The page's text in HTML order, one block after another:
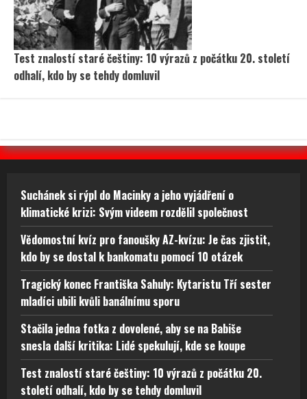
Test znalostí staré češtiny: 10 výrazů z počátku 20. století
odhalí, kdo by se tehdy domluvil
Suchánek si rýpl do Macinky a jeho vyjádření o
klimatické krizi: Svým videem rozdělil společnost
Vědomostní kvíz pro fanoušky AZ-kvízu: Je čas zjistit,
kdo by se dostal k bankomatu pomocí 10 otázek
Tragický konec Františka Sahuly: Kytaristu Tří sester
mladíci ubili kvůli banálnímu sporu
Stačila jedna fotka z dovolené, aby se na Babiše
snesla další kritika: Lidé spekulují, kde se koupe
Test znalostí staré češtiny: 10 výrazů z počátku 20.
století odhalí, kdo by se tehdy domluvil